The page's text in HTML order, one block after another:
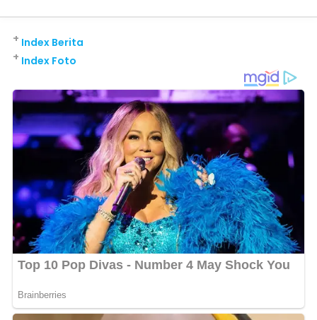
Index Berita
+
Index Foto
+